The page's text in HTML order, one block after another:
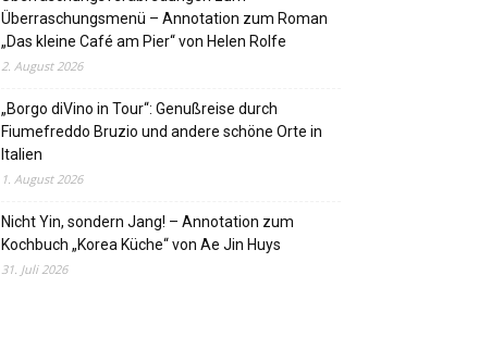
Überraschungsmenü – Annotation zum Roman
„Das kleine Café am Pier“ von Helen Rolfe
2. August 2026
„Borgo diVino in Tour“: Genußreise durch
Fiumefreddo Bruzio und andere schöne Orte in
Italien
1. August 2026
Nicht Yin, sondern Jang! – Annotation zum
Kochbuch „Korea Küche“ von Ae Jin Huys
31. Juli 2026